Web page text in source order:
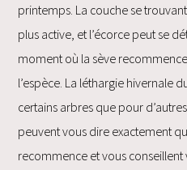
printemps. La couche se
plus active, et l’écorce peut se
moment où la sève
l’espèce. La léthargie hivernale
certains arbres que pour
peuvent vous dire exactement
recommence et vous